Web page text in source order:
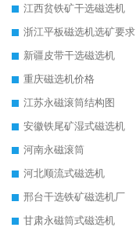
江西贫铁矿干选磁选机
浙江平板磁选机选矿要求
新疆皮带干选磁选机
重庆磁选机价格
江苏永磁滚筒结构图
安徽铁尾矿湿式磁选机
河南永磁滚筒
河北顺流式磁选机
邢台干选铁矿磁选机厂
甘肃永磁筒式磁选机